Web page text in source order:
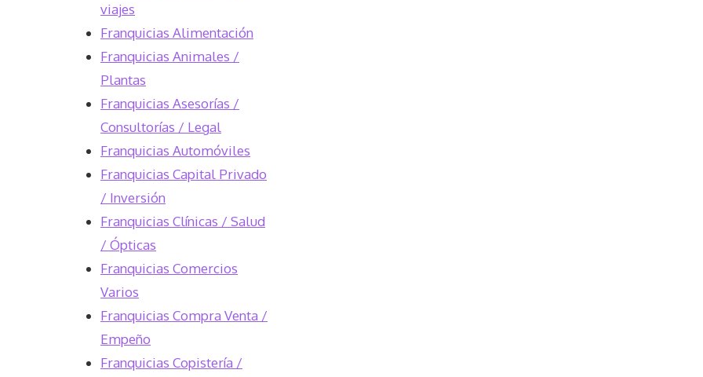
viajes
Franquicias Alimentación
Franquicias Animales /
Plantas
Franquicias Asesorías /
Consultorías / Legal
Franquicias Automóviles
Franquicias Capital Privado
/ Inversión
Franquicias Clínicas / Salud
/ Ópticas
Franquicias Comercios
Varios
Franquicias Compra Venta /
Empeño
Franquicias Copistería /